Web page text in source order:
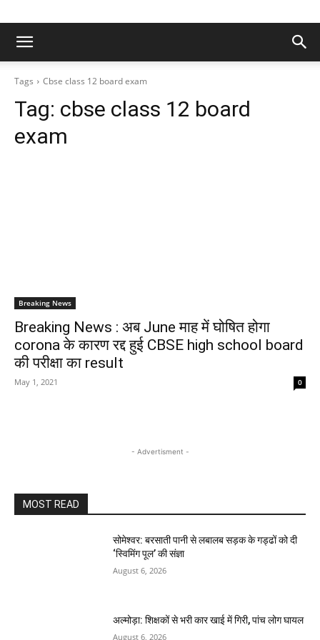
Tags Cbse class 12 board exam
Tag: cbse class 12 board
exam
Breaking News
Breaking News : अब June माह में घोषित होगा
corona के कारण रद्द हुई CBSE high school board
की परीक्षा का result
May 1, 2021 0
- Advertisment -
MOST READ
सोमेश्वर: बरसाती पानी से लबालब सड़क के गड्ढों को दी
‘स्विमिंग पूल’ की संज्ञा
August 6, 2026
अल्मोड़ा: शिक्षकों से भरी कार खाई में गिरी, पांच लोग घायल
August 6, 2026